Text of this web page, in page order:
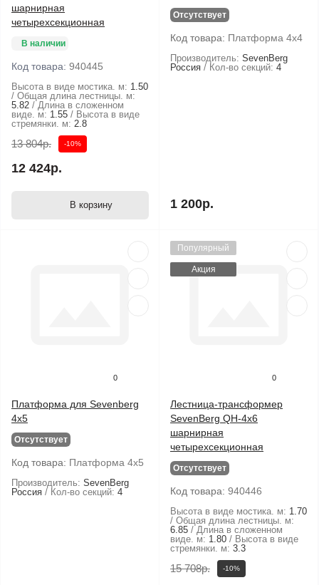
шарнирная
четырехсекционная
В наличии
Код товара: 940445
Высота в виде мостика. м: 1.50
Общая длина лестницы. м:
5.82
Длина в сложенном
виде. м: 1.55
Высота в виде
стремянки. м: 2.8
13 804р. -10%
12 424р.
В корзину
Отсутствует
Код товара: Платформа 4х4
Производитель: SevenBerg
Россия
Кол-во секций: 4
1 200р.
0
Платформа для Sevenberg
4х5
Отсутствует
Код товара: Платформа 4х5
Производитель: SevenBerg
Россия
Кол-во секций: 4
Популярный
Акция
0
Лестница-трансформер
SevenBerg QH-4х6
шарнирная
четырехсекционная
Отсутствует
Код товара: 940446
Высота в виде мостика. м: 1.70
Общая длина лестницы. м:
6.85
Длина в сложенном
виде. м: 1.80
Высота в виде
стремянки. м: 3.3
15 708р. -10%